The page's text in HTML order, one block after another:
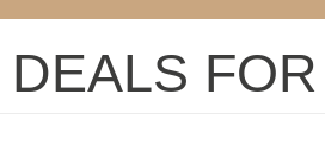
DEALS